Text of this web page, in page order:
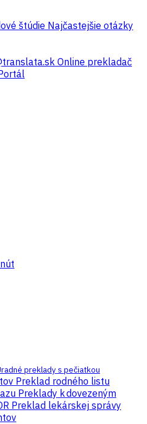
štúdie Najčastejšie otázky
Online prekladač
preklady s pečiatkou
Preklad rodného listu
Preklady k dovezeným
Preklad lekárskej správy